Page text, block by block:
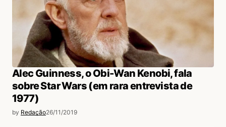
Alec Guinness, o Obi-Wan Kenobi, fala
sobre Star Wars (em rara entrevista de
1977)
by Redação26/11/2019